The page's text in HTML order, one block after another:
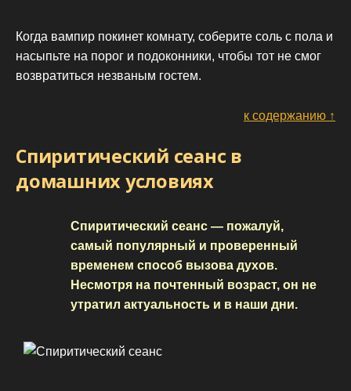
Когда вампир покинет комнату, соберите соль с пола и
насыпьте на порог и подоконники, чтобы тот не смог
возвратиться незваным гостем.
к содержанию ↑
Спиритический сеанс в
домашних условиях
Спиритический сеанс — пожалуй,
самый популярный и проверенный
временем способ вызова духов.
Несмотря на почтенный возраст, он не
утратил актуальность и в наши дни.